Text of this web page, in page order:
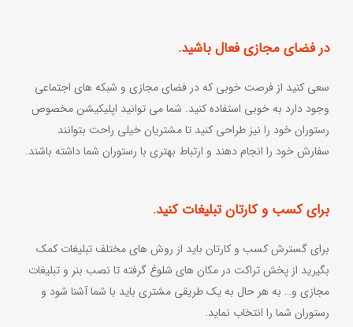
در فضای مجازی فعال باشید.
سعی کنید از فرصت خوبی که در فضای مجازی و شبکه های اجتماعی
وجود دارد به خوبی استفاده کنید. شما می توانید اپلیکیشن مخصوص
رستوران خود را نیز طراحی کنید تا مشتریان خیلی راحت بتوانند
سفارش خود را انجام دهند و ارتباط بهتری با رستوران شما داشته باشند.
برای کسب و کارتان تبلیغات کنید.
برای گسترش کسب و کارتان باید از روش های مختلف تبلیغات کمک
بگیرید از پخش تراکت در مکان های شلوغ گرفته تا نصب بنر و تبلیغات
مجازی و… به هر حال به یک طریقی مشتری باید با شما آشنا شود و
رستوران شما را انتخاب نماید.